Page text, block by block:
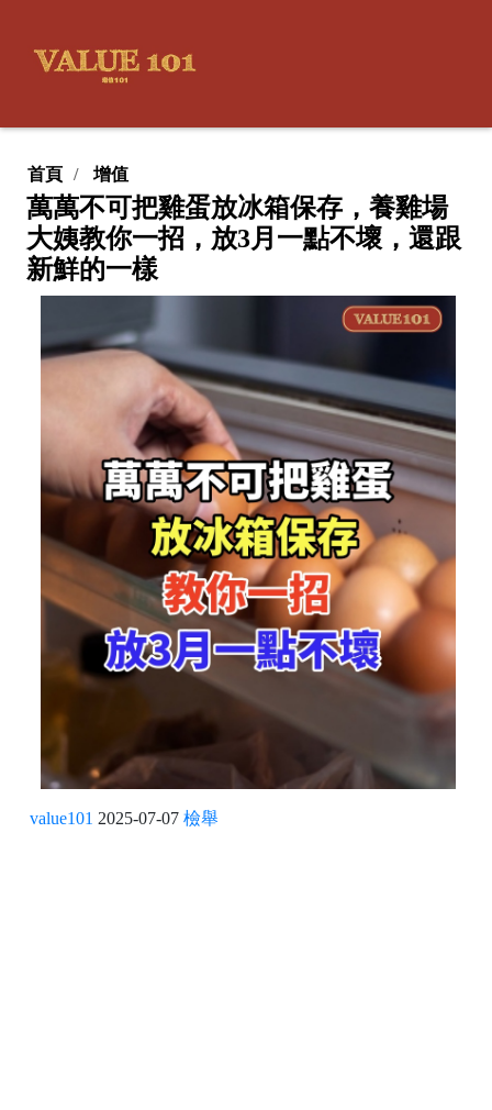
首頁 增值
萬萬不可把雞蛋放冰箱保存，養雞場
大姨教你一招，放3月一點不壞，還跟
新鮮的一樣
value101 2025-07-07 檢舉